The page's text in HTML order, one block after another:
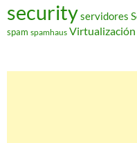
securityservidores
spam spamhaus Virtualización